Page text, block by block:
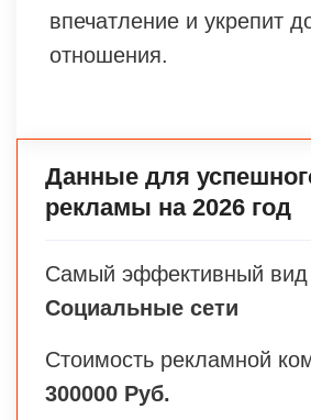
впечатление и укрепит
отношения.
Данные для
рекламы на 2026 год
Самый эффективный
Социальные сети
Стоимость рекламной
300000 Руб.